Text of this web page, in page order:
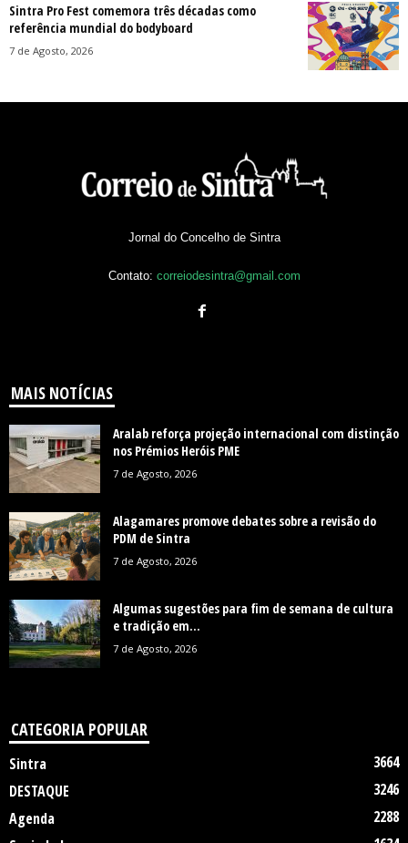
Sintra Pro Fest comemora três décadas como
referência mundial do bodyboard
7 de Agosto, 2026
Jornal do Concelho de Sintra
Contato: correiodesintra@gmail.com
MAIS NOTÍCIAS
Aralab reforça projeção internacional com distinção
nos Prémios Heróis PME
7 de Agosto, 2026
Alagamares promove debates sobre a revisão do
PDM de Sintra
7 de Agosto, 2026
Algumas sugestões para fim de semana de cultura
e tradição em...
7 de Agosto, 2026
CATEGORIA POPULAR
Sintra
3664
DESTAQUE
3246
Agenda
2288